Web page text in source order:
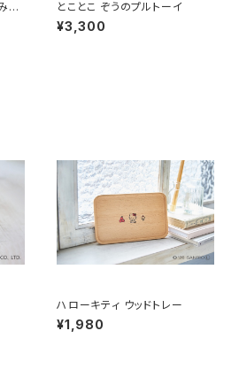
き
とことこ ぞうのプルトーイ
¥3,300
ハローキティ ウッドトレー
¥1,980